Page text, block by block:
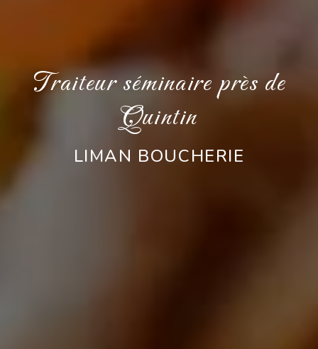
Traiteur séminaire près de
Quintin
LIMAN BOUCHERIE